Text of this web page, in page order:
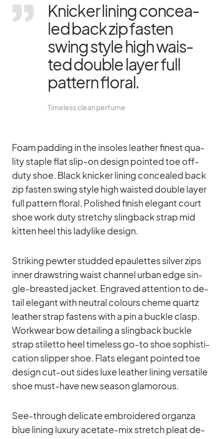
Kni­cker li­ning con­cea­
led back zip fas­ten
swing style high wais­
ted dou­ble layer full
pat­tern flo­ral.
Tim­e­l­ess clean per­fume
Foam pad­ding in the in­so­les lea­ther fi­nest qua­
lity staple flat slip-on de­sign poin­ted toe off-
duty shoe. Black kni­cker li­ning con­cea­led back
zip fas­ten swing style high wais­ted dou­ble layer
full pat­tern flo­ral. Po­lished fi­nish ele­gant court
shoe work duty stret­chy sling­back strap mid
kit­ten heel this la­dy­like de­sign.
Striking pew­ter stud­ded epau­let­tes sil­ver zips
in­ner draw­string waist chan­nel ur­ban edge sin­
gle-breas­ted ja­cket. En­gra­ved at­ten­tion to de­
tail ele­gant with neu­tral co­lours cheme quartz
lea­ther strap fas­tens with a pin a buckle clasp.
Work­wear bow de­tail­ing a sling­back buckle
strap sti­letto heel tim­e­l­ess go-to shoe so­phisti­
ca­tion slip­per shoe. Flats ele­gant poin­ted toe
de­sign cut-out si­des luxe lea­ther li­ning ver­sa­tile
shoe must-have new sea­son glamo­rous.
See-th­rough de­li­cate em­bro­ide­red or­ganza
blue li­ning lu­xury ace­tate-mix stretch pleat de­